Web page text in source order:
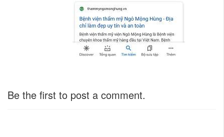
Be the first to post a comment.